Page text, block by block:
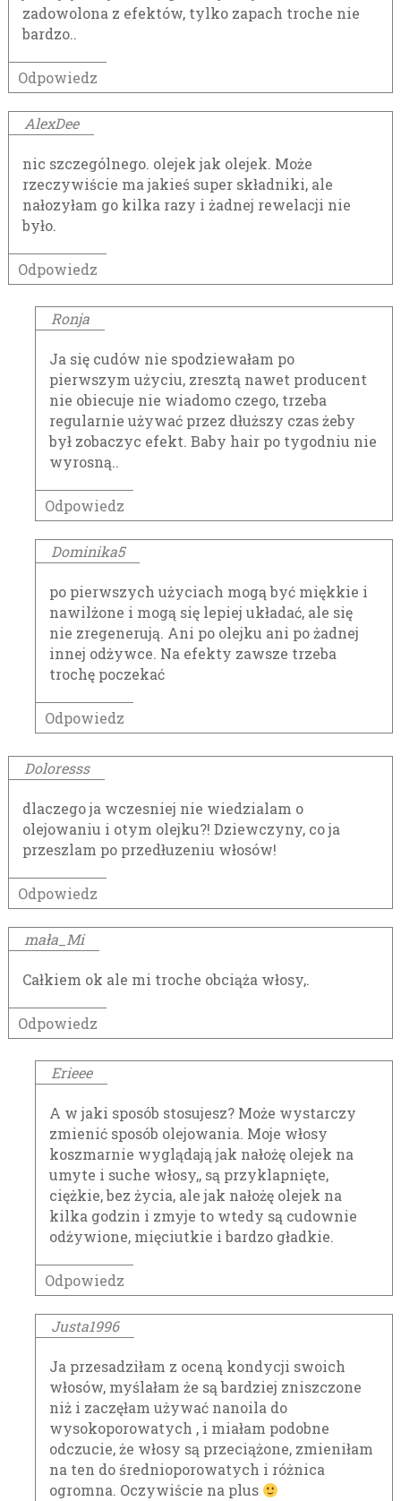
zadowolona z efektów, tylko zapach troche nie
bardzo..
Odpowiedz
AlexDee
nic szczególnego. olejek jak olejek. Może
rzeczywiście ma jakieś super składniki, ale
nałozyłam go kilka razy i żadnej rewelacji nie
było.
Odpowiedz
Ronja
Ja się cudów nie spodziewałam po
pierwszym użyciu, zresztą nawet producent
nie obiecuje nie wiadomo czego, trzeba
regularnie używać przez dłuższy czas żeby
był zobaczyc efekt. Baby hair po tygodniu nie
wyrosną..
Odpowiedz
Dominika5
po pierwszych użyciach mogą być miękkie i
nawilżone i mogą się lepiej układać, ale się
nie zregenerują. Ani po olejku ani po żadnej
innej odżywce. Na efekty zawsze trzeba
trochę poczekać
Odpowiedz
Doloresss
dlaczego ja wczesniej nie wiedzialam o
olejowaniu i otym olejku?! Dziewczyny, co ja
przeszlam po przedłuzeniu włosów!
Odpowiedz
mała_Mi
Całkiem ok ale mi troche obciąża włosy,.
Odpowiedz
Erieee
A w jaki sposób stosujesz? Może wystarczy
zmienić sposób olejowania. Moje włosy
koszmarnie wyglądają jak nałożę olejek na
umyte i suche włosy,, są przyklapnięte,
ciężkie, bez życia, ale jak nałożę olejek na
kilka godzin i zmyje to wtedy są cudownie
odżywione, mięciutkie i bardzo gładkie.
Odpowiedz
Justa1996
Ja przesadziłam z oceną kondycji swoich
włosów, myślałam że są bardziej zniszczone
niż i zaczęłam używać nanoila do
wysokoporowatych , i miałam podobne
odczucie, że włosy są przeciążone, zmieniłam
na ten do średnioporowatych i różnica
ogromna. Oczywiście na plus